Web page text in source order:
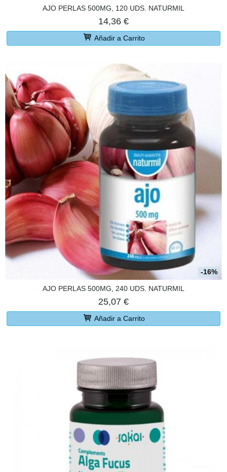
AJO PERLAS 500MG, 120 UDS. NATURMIL
14,36 €
Añadir a Carrito
-16%
AJO PERLAS 500MG, 240 UDS. NATURMIL
25,07 €
Añadir a Carrito